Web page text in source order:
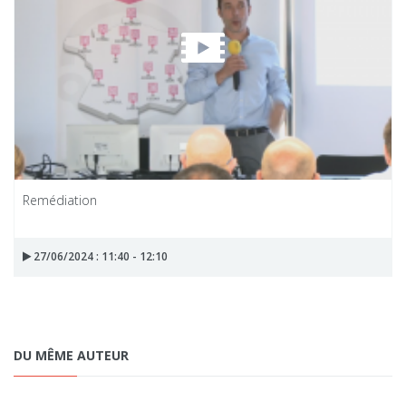
Remédiation
27/06/2024 : 11:40 - 12:10
DU MÊME AUTEUR